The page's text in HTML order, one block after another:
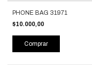
PHONE BAG 31971
$10.000,00
Comprar